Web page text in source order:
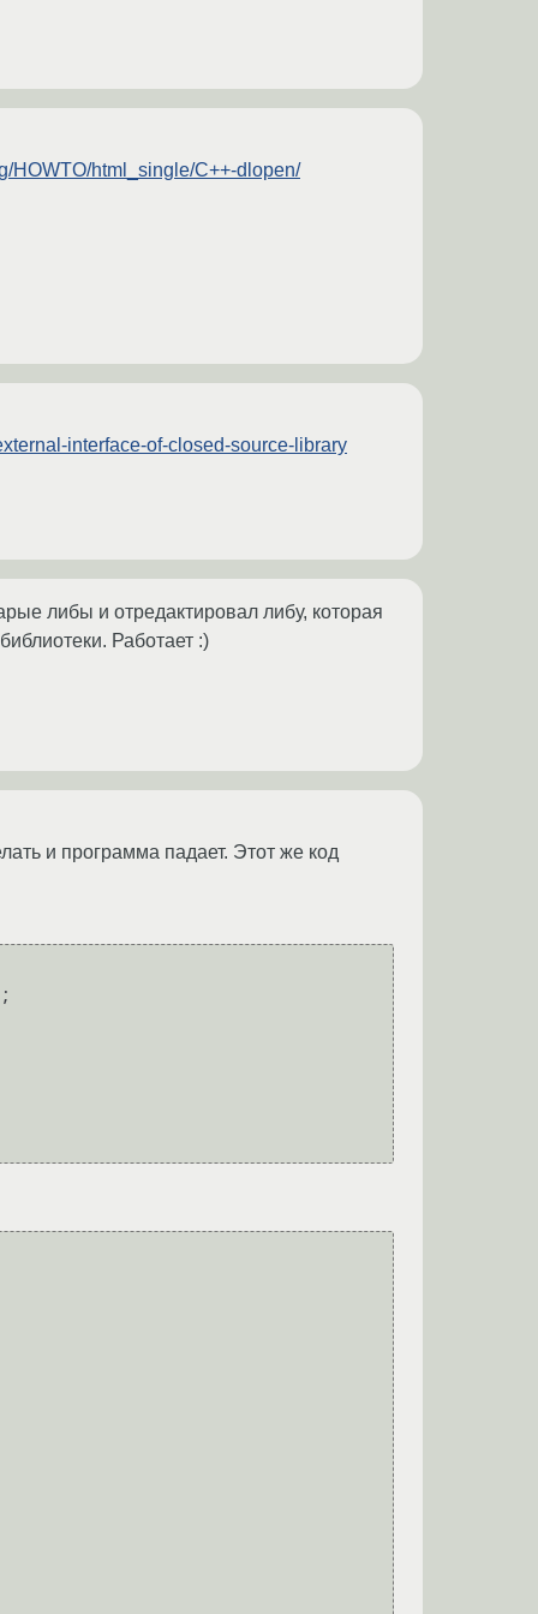
HOWTO/html_single/C++-dlopen/
interface-of-closed-source-library
либы и отредактировал либу, которая
Работает :)
и программа падает. Этот же код